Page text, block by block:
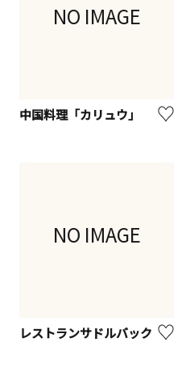
NO IMAGE
中国料理「カリュウ」
NO IMAGE
レストランサドルバック